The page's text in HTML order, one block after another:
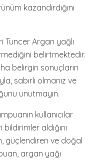
kazandırdığını
Tuncer Argan yağlı
belirtmektedir.
belirgin sonuçların
sabırlı olmanız ve
unutmayın.
kullanıcılar
aldığını
güçlendiren ve doğal
argan yağı